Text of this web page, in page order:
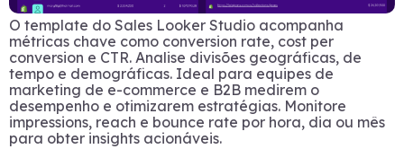
O template do Sales Looker Studio acompanha
métricas chave como conversion rate, cost per
conversion e CTR. Analise divisões geográficas, de
tempo e demográficas. Ideal para equipes de
marketing de e-commerce e B2B medirem o
desempenho e otimizarem estratégias. Monitore
impressions, reach e bounce rate por hora, dia ou mês
para obter insights acionáveis.